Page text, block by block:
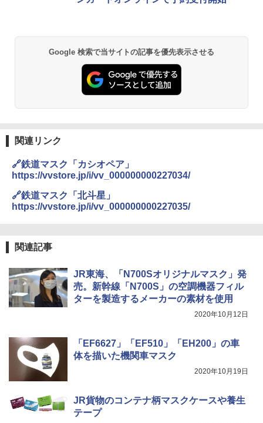
PYKES PEAK (パイクスピーク) 着替えテン
ト プライバシー テント 【中が透けない】 1
人用 折りたたみ 防災グッズ 災害用トイレ ビ
ーチ ピクニック ポップアップテント 携帯 簡
ENDLESS BASE 《めざましテレビで紹介》
テント ワンタッチ RENEW 幅200 2-3人用 43
500002(88859)
￥5,999
ュ(BC仕様) PATC-150B(EB)
￥9,990
広げるだけ パッとサッとテント キューブワ
イド ブラックコーティング フルクローズ メ
ッシュ 4人用 簡単設置 ポップアップテント P
ATCW-150B エクルベージュ
送
GRANDOOR ステンレス保冷剤 2個セット 2
BUNDOK(バンドック)ソロ ドーム 1 EX BDK
-08EX カーキ ソロキャンプ ポリエステル フ
レーム ドーム型 テント
￥-
き
￥6,459
USB充電式 高精度 超長距離照射 長時間使用
可能 安全ロック付き 高安全性 金属製耐久 コ
ンパクト多機能設計 持ち運び便利 アウトド
ア/オフィス/教育現場/展示会用 緑
Google 検索で当サイトの記事を優先表示させる
関連リンク
🔗鉄道マスク「カシオペア」
https://vvstore.jp/i/vv_000000000227034/
🔗鉄道マスク「北斗星」
https://vvstore.jp/i/vv_000000000227035/
関連記事
JR東海、「N700Sオリジナルマスク」発
売。新幹線「N700S」の空調機器フィル
ターを製造するメーカーの素材を使用
2020年10月12日
「EF6627」「EF510」「EH200」の車
体を描いた機関車マスク
2020年10月19日
JR貨物のコンテナ柄マスクケースや養生
テープ